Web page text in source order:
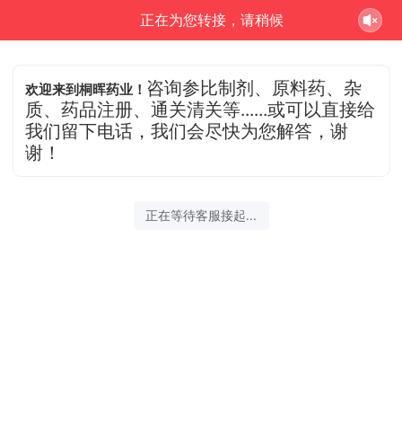
正在为您转接，请稍候
欢迎来到桐晖药业！ 咨询参比制剂、原料药、杂
质、药品注册、通关清关等......或可以直接给
我们留下电话，我们会尽快为您解答，谢
谢！
正在等待客服接起...